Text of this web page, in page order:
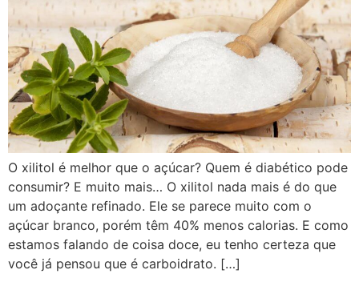
O xilitol é melhor que o açúcar? Quem é diabético pode
consumir? E muito mais… O xilitol nada mais é do que
um adoçante refinado. Ele se parece muito com o
açúcar branco, porém têm 40% menos calorias. E como
estamos falando de coisa doce, eu tenho certeza que
você já pensou que é carboidrato. […]